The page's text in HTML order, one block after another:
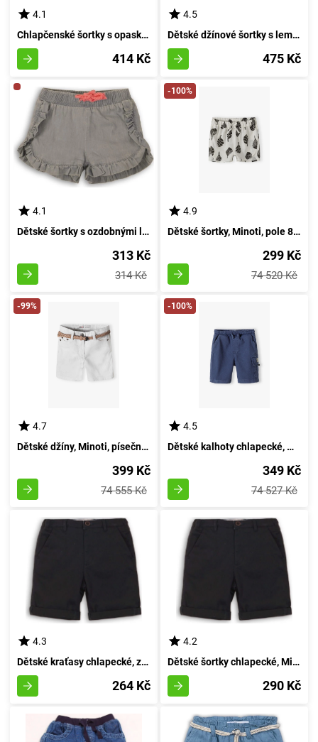
4.1
Chlapčenské šortky s opaskem, Minoti, Sunset 8, žluté - 98/104 | 3/4let
414 Kč
4.5
Dětské džínové šortky s lemováním - lehká džínovina, Minoti, Shell 8, světle modré barvy - velikost 98/104 | pro věk 3-4 let
475 Kč
4.1
Dětské šortky s ozdobnými lemy, Minoti, Shell 5, šedé - velikost 98/104 | pro věk 3 až 4 let
313 Kč
314 Kč
-100%
4.9
Dětské šortky, Minoti, pole 8, Dívka - 98/104 | 3/4let
299 Kč
74 520 Kč
-99%
4.7
Dětské džíny, Minoti, písečné 8, Dívčí - velikost 98/104 | 3/4roky
399 Kč
74 555 Kč
-100%
4.5
Dětské kalhoty chlapecké, Minoti, velikost 5, Kluk - 158/164 | 13/14 let
349 Kč
74 527 Kč
4.3
Dětské kraťasy chlapecké, značky Minoti, model Nomad 8, barva navy - velikost 98/104 | pro věk 3 až 4 let
264 Kč
4.2
Dětské šortky chlapecké, Minoti, Nomad 8, temně modré - velikost 152/158 | pro věk 12/13 let
290 Kč